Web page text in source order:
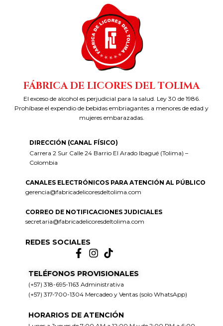
FÁBRICA DE LICORES DEL TOLIMA
El exceso de alcohol es perjudicial para la salud. Ley 30 de 1986.
Prohíbase el expendio de bebidas embriagantes a menores de edad y
mujeres embarazadas.
DIRECCIÓN (CANAL FÍSICO)
Carrera 2 Sur Calle 24 Barrio El Arado Ibagué (Tolima) –
Colombia
CANALES ELECTRÓNICOS PARA ATENCIÓN AL PÚBLICO
gerencia@fabricadelicoresdeltolima.com
CORREO DE NOTIFICACIONES JUDICIALES
secretaria@fabricadelicoresdeltolima.com
REDES SOCIALES
TELÉFONOS PROVISIONALES
(+57) 318-695-1163 Administrativa
(+57) 317-700-1304 Mercadeo y Ventas (solo WhatsApp)
HORARIOS DE ATENCIÓN